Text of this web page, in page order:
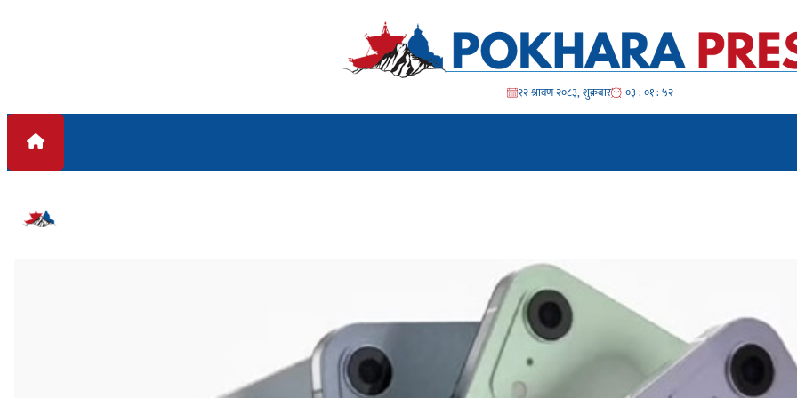
२२ श्रावण २०८३, शुक्रबार ०३ : ०१ : ५३